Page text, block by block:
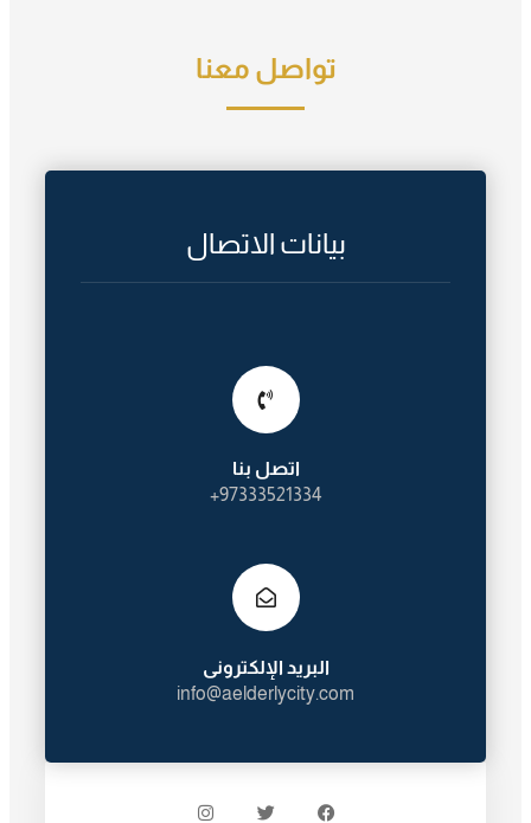
بيانات الاتصال
اتصل بنا
97333521334+
البريد الإلكترونى
info@aelderlycity.com
تواصل معنا